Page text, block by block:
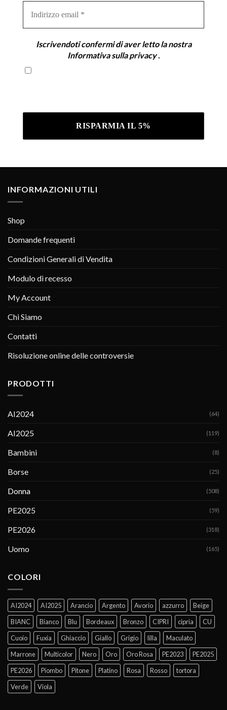
email
Iscrivendoti confermi di aver letto la nostra
Informativa sulla privacy.
INFORMAZIONI UTILI
Shop
Domande frequenti
Condizioni Generali di Vendita
Modulo di recesso
My Account
Chi Siamo
Contatti
Risoluzione online delle controversie
PRODOTTI
AI2024 (64)
AI2025 (119)
Bambini (8)
Borse (25)
Donna (508)
PE2025 (59)
PE2026 (318)
Uomo (165)
COLORI
AI2024 AI2025 Arancio Argento Avorio azzurro
Beige
BIANC
Bianco Blu Bordeaux Bronzo CIPRI cipria
CU
Cuoio
Fuxia Ghiaccio Giallo Grigio lilla
Maculato
Marrone
Multicolor Nero Oro Oro Rosa PE2023
PE2025
PE2026
Piombo Pitone Platino Rosa Rosso
tortora
Verde
Viola